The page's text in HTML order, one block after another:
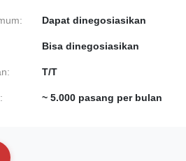
Dapat dinegosiasikan
Bisa dinegosiasikan
T/T
~ 5.000 pasang per bulan